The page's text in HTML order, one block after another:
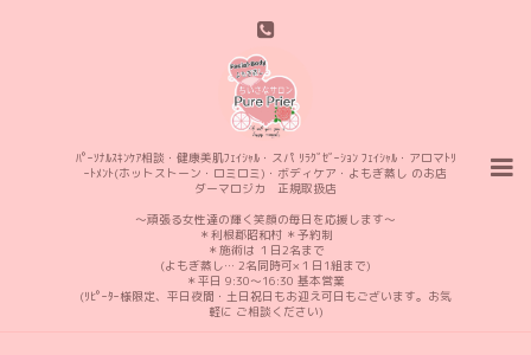
ﾊﾟｰｿﾅﾙｽｷﾝｹｱ相談・健康美肌ﾌｪｲｼｬﾙ・スパ ﾘﾗｸﾞｾﾞｰｼｮﾝ ﾌｪｲｼｬﾙ・アロマﾄﾘ
ｰﾄﾒﾝﾄ(ホットストーン・ロミロミ)・ボディケア・よもぎ蒸し のお店
ダーマロジカ 正規取扱店
〜頑張る女性達の輝く笑顔の毎日を応援します〜
＊利根郡昭和村 ＊予約制
＊施術は １日2名まで
(よもぎ蒸し… 2名同時可×１日1組まで)
＊平日 9:30〜16:30 基本営業
(ﾘﾋﾟｰﾀｰ様限定、平日夜間・土日祝日もお迎え可日もございます。お気
軽に ご相談ください)